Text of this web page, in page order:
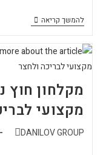
להמשך קריאה
מקלחון חוץ
מקצועי
DANILOV GROUP